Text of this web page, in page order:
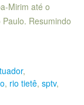
Mirim até o
Resumindo
,
, rio tietê, sptv,